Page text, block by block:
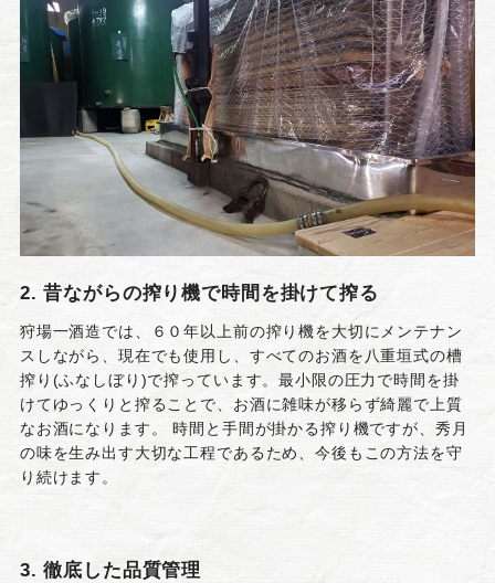
2. 昔ながらの搾り機で時間を掛けて搾る
狩場一酒造では、６０年以上前の搾り機を大切にメンテナン
スしながら、現在でも使用し、すべてのお酒を八重垣式の槽
搾り(ふなしぼり)で搾っています。最小限の圧力で時間を掛
けてゆっくりと搾ることで、お酒に雑味が移らず綺麗で上質
なお酒になります。 時間と手間が掛かる搾り機ですが、秀月
の味を生み出す大切な工程であるため、今後もこの方法を守
り続けます。
3. 徹底した品質管理